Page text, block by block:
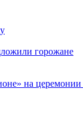
горожане
на